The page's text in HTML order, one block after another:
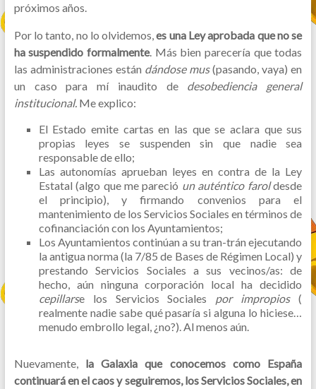
próximos años.
Por lo tanto, no lo olvidemos,es una Ley aprobada que no se
ha suspendido formalmente. Más bien parecería que todas
las administraciones están dándose mus(pasando, vaya) en
un caso para mí inaudito de desobediencia general
institucional. Me explico:
El Estado emite cartas en las que se aclara que sus
propias leyes se suspenden sin que nadie sea
responsable de ello;
Las autonomías aprueban leyes en contra de la Ley
Estatal (algo que me pareció un auténtico faroldesde
el principio), y firmando convenios para el
mantenimiento de los Servicios Sociales en términos de
cofinanciación con los Ayuntamientos;
Los Ayuntamientos continúan a su tran-trán ejecutando
la antigua norma (la 7/85 de Bases de Régimen Local) y
prestando Servicios Sociales a sus vecinos/as: de
hecho, aún ninguna corporación local ha decidido
cepillarse los Servicios Sociales por impropios(
realmente nadie sabe qué pasaría si alguna lo hiciese…
menudo embrollo legal, ¿no?). Al menos aún.
Nuevamente, la Galaxia que conocemos como España
continuará en el caos y seguiremos, los Servicios Sociales, en